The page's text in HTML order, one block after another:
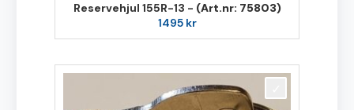
Reservehjul 155R-13 - (Art.nr: 75803)
1495 kr